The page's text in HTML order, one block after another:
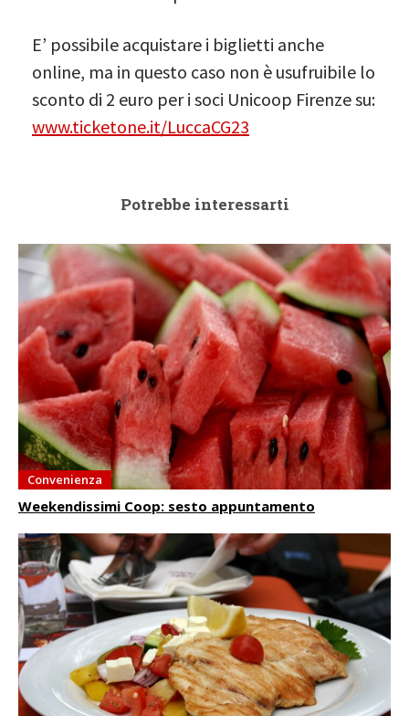
E’ possibile acquistare i biglietti anche
online, ma in questo caso non è usufruibile lo
sconto di 2 euro per i soci Unicoop Firenze su:
www.ticketone.it/LuccaCG23
Potrebbe interessarti
Convenienza
Weekendissimi Coop: sesto appuntamento